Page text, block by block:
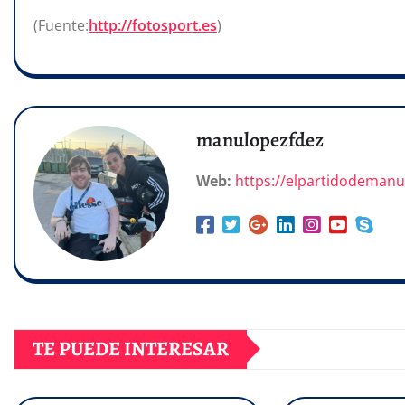
(Fuente:http://fotosport.es)
manulopezfdez
Web: https://
TE PUEDE INTERESAR